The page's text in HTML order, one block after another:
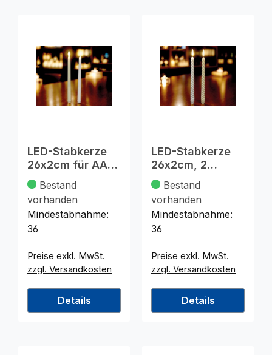
LED-Stabkerze
26x2cm für AAA-
Batt. 2fach sort.
Bestand
vorhanden
Mindestabnahme:
36
Preise exkl. MwSt.
zzgl. Versandkosten
Details
LED-Stabkerze
26x2cm, 2
Farben sort.,
Spiral-Des.
Bestand
vorhanden
Mindestabnahme:
36
Preise exkl. MwSt.
zzgl. Versandkosten
Details